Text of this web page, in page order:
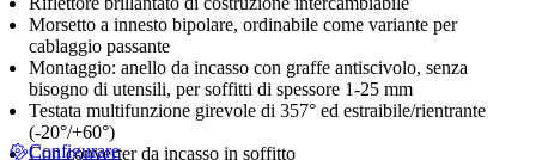
Morsetto a innesto bipolare, ordinabile come variante per
cablaggio passante
Montaggio: anello da incasso con graffe antiscivolo, senza
bisogno di utensili, per soffitti di spessore 1-25 mm
Testata multifunzione girevole di 357° ed estraibile/rientrante
(-20°/+60°)
Con converter da incasso in soffitto
Configurare